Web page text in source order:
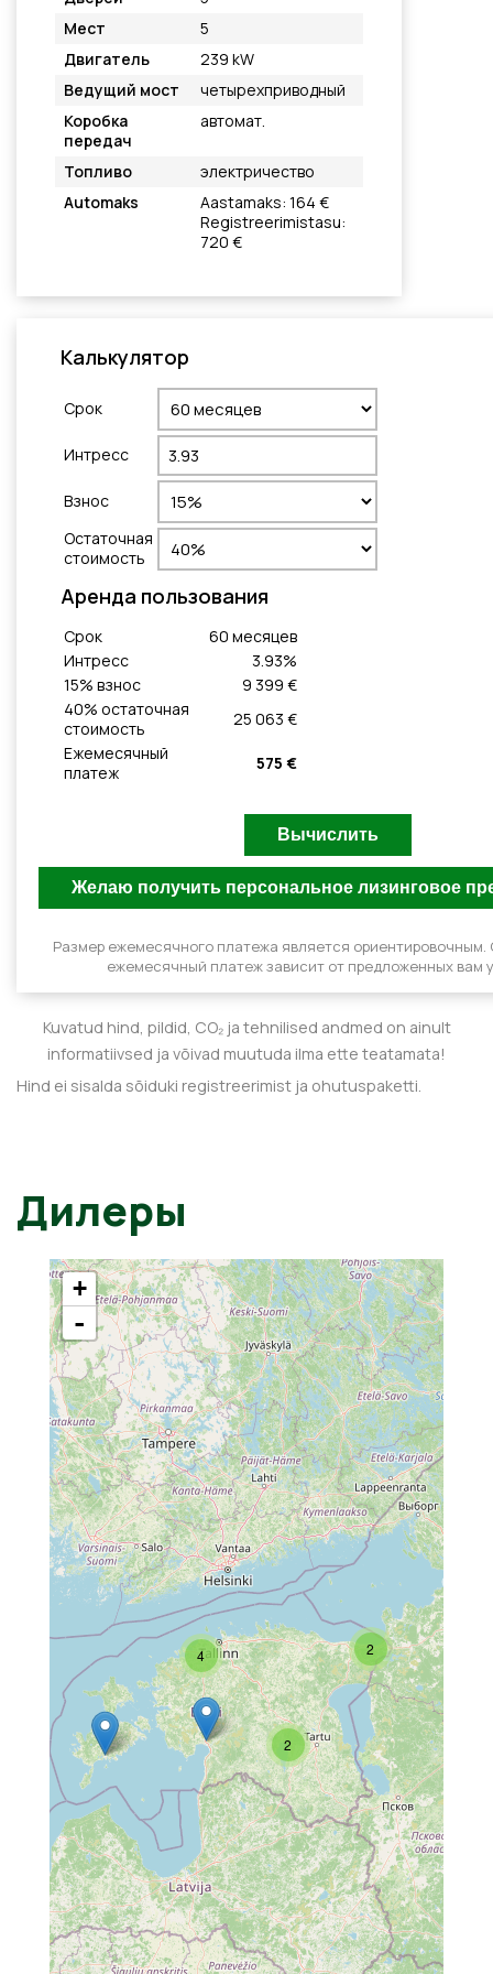
Мест
5
Двигатель
239 kW
Ведущий мост
четырехприводный
Коробка
передач
автомат.
Топливо
электричество
Automaks
Aastamaks: 164 €
Registreerimistasu:
720 €
Калькулятор
Cрок
Интресс
Взнос
Остаточная
стоимость
Aренда пользования
Cрок 60 месяцeв
Интресс
3.93%
15% взнос
9 399 €
40% остаточная
стоимость
25 063 €
Ежемесячный
платеж
575 €
Размер ежемесячного платежа является
ежемесячный платеж зависит от предложенных вам
Kuvatud hind, pildid, CO₂ ja tehnilised andmed on ainult
informatiivsed ja võivad muutuda ilma ette teatamata!
Hind ei sisalda sõiduki registreerimist ja ohutuspaketti.
Дилеры
2
2
4
+
-